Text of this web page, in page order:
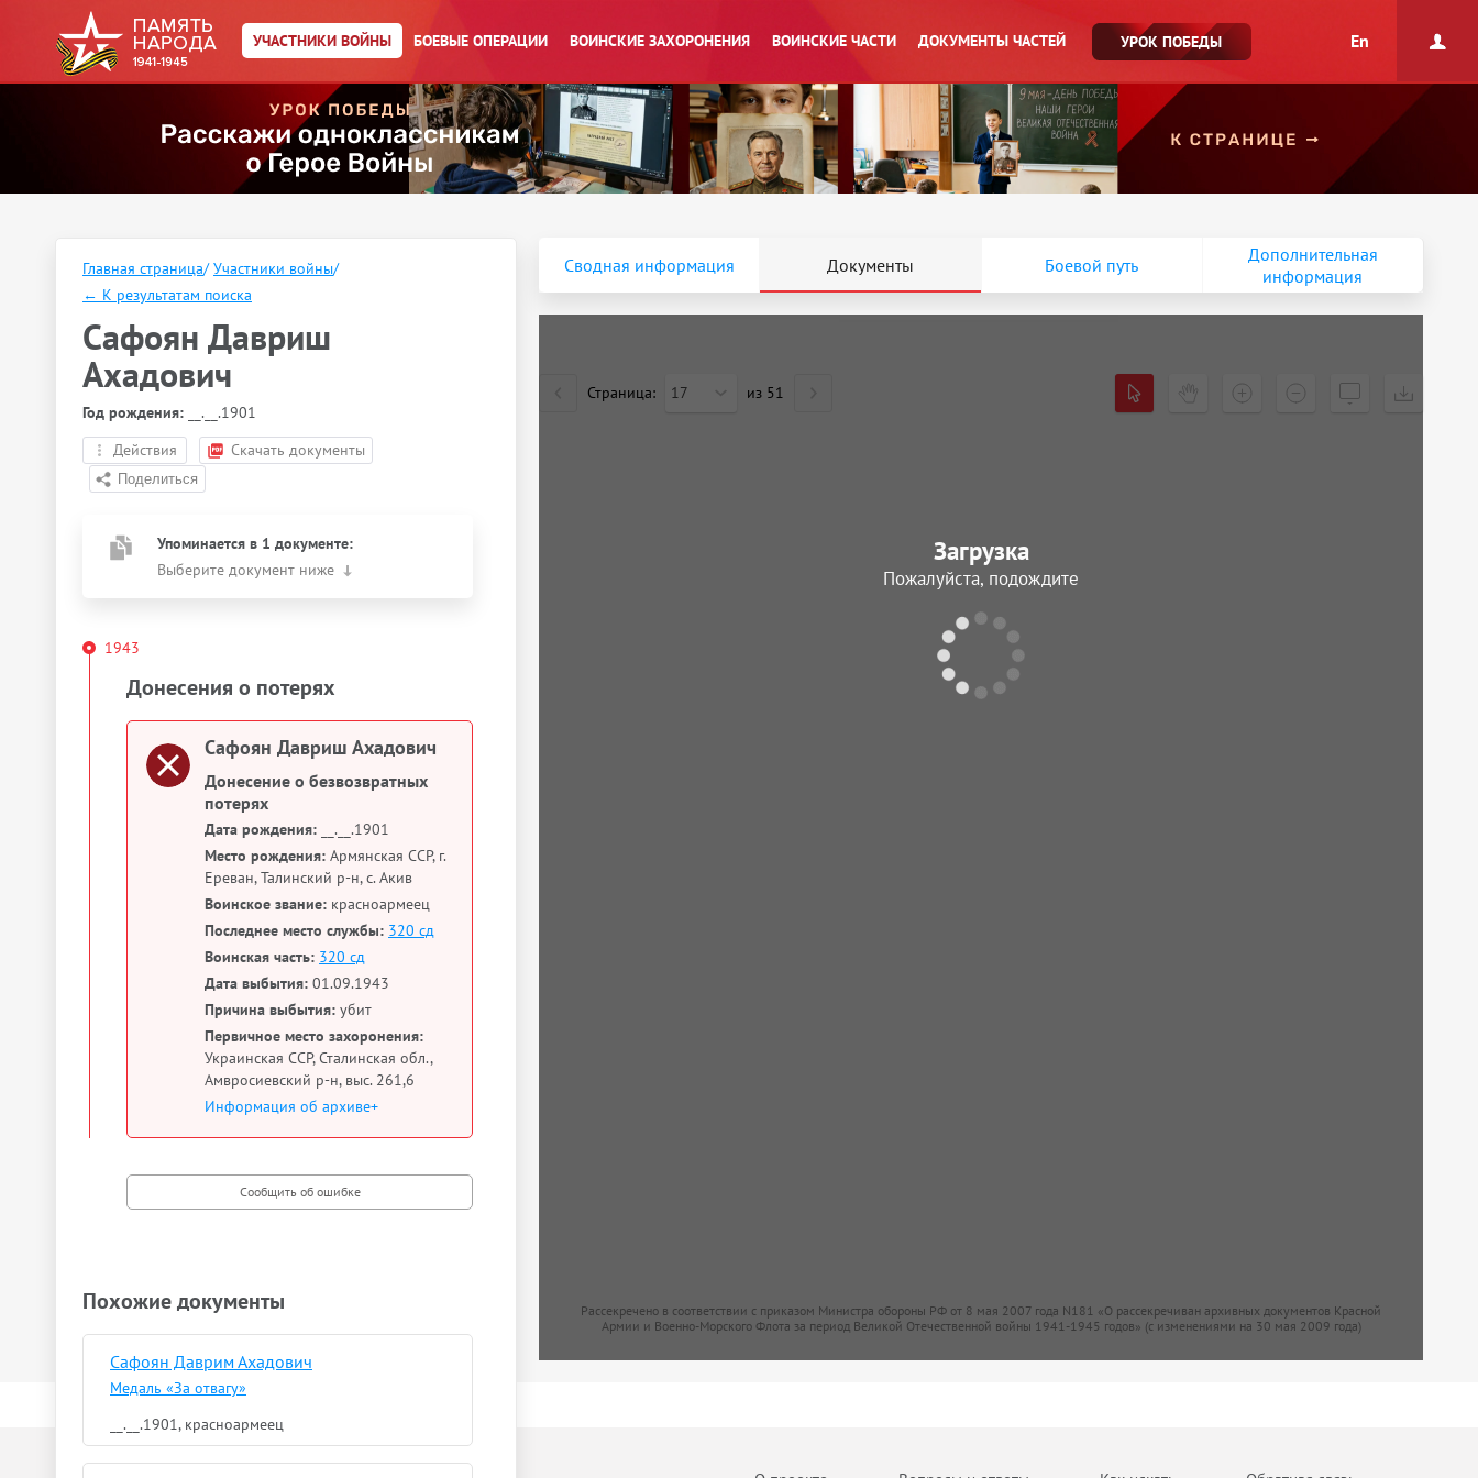
УЧАСТНИКИ ВОЙНЫ БОЕВЫЕ ОПЕРАЦИИ ВОИНСКИЕ ЗАХОРОНЕНИЯ ВОИНСКИЕ ЧАСТИ ДОКУМЕНТЫ ЧАСТЕЙ УРОК ПОБЕДЫ En
Главная страница/ Участники войны/
← К результатам поиска
Сафоян Давриш
Ахадович
Год рождения: __.__.1901
Действия
Скачать документы
Упоминается в 1 документе:
Выберите документ ниже
1943
Донесения о потерях
Сафоян Давриш Ахадович
Донесение о безвозвратных
потерях
Дата рождения: __.__.1901
Место рождения: Армянская ССР, г.
Ереван, Талинский р-н, с. Акив
Воинское звание: красноармеец
Последнее место службы: 320 сд
Воинская часть: 320 сд
Дата выбытия: 01.09.1943
Причина выбытия: убит
Первичное место захоронения:
Украинская ССР, Сталинская обл.,
Амвросиевский р-н, выс. 261,6
Информация об архиве+
Похожие документы
Сафоян Даврим Ахадович
Медаль «За отвагу»
__.__.1901, красноармеец
Сводная информация Документы Боевой путь
Дополнительная
информация
Страница: 17 из 51
Рассекречено в соответствии с приказом Министра обороны РФ от 8 мая 2007 года N181 «О рассекречиван архивных документов Красной
Армии и Военно-Морского Флота за период Великой Отечественной войны 1941-1945 годов» (с изменениями на 30 мая 2009 года)
Загрузка
Пожалуйста, подождите